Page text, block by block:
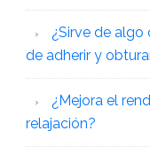
¿Sirve de algo
de adherir y
¿Mejora el
relajación?